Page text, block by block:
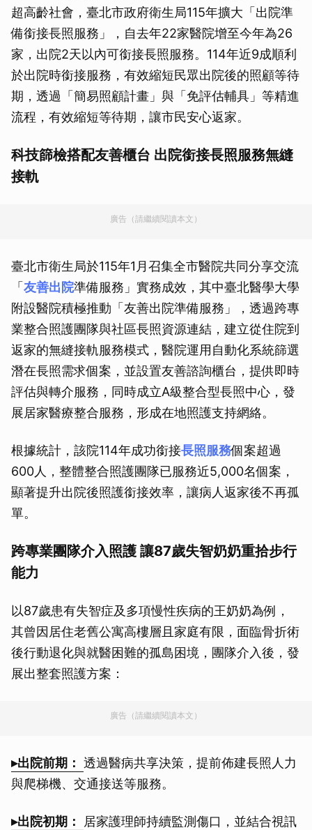
超高齡社會，臺北市政府衛生局115年擴大「出院準
備銜接長照服務」，自去年22家醫院增至今年為26
家，出院2天以內可銜接長照服務。114年近9成順利
於出院時銜接服務，有效縮短民眾出院後的照顧等待
期，透過「簡易照顧計畫」與「免評估輔具」等精進
流程，有效縮短等待期，讓市民安心返家。
科技篩檢搭配友善櫃台 出院銜接長照服務無縫
接軌
廣告（請繼續閱讀本文）
臺北市衛生局於115年1月召集全市醫院共同分享交流
「 友善出院準備服務」實務成效，其中臺北醫學大學
附設醫院積極推動「友善出院準備服務」，透過跨專
業整合照護團隊與社區長照資源連結，建立從住院到
返家的無縫接軌服務模式，醫院運用自動化系統篩選
潛在長照需求個案，並設置友善諮詢櫃台，提供即時
評估與轉介服務，同時成立A級整合型長照中心，發
展居家醫療整合服務，形成在地照護支持網絡。
根據統計，該院114年成功銜接長照服務個案超過
600人，整體整合照護團隊已服務近5,000名個案，
顯著提升出院後照護銜接效率，讓病人返家後不再孤
單。
跨專業團隊介入照護 讓87歲失智奶奶重拾步行
能力
以87歲患有失智症及多項慢性疾病的王奶奶為例，
其曾因居住老舊公寓高樓層且家庭有限，面臨骨折術
後行動退化與就醫困難的孤島困境，團隊介入後，發
展出整套照護方案：
廣告（請繼續閱讀本文）
▸出院前期： 透過醫病共享決策，提前佈建長照人力
與爬梯機、交通接送等服務。
▸出院初期：
居家護理師持續監測傷口，並結合視訊